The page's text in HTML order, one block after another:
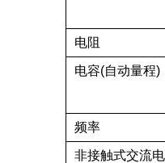
电阻
电容(自动量程)
频率
非接触式交流